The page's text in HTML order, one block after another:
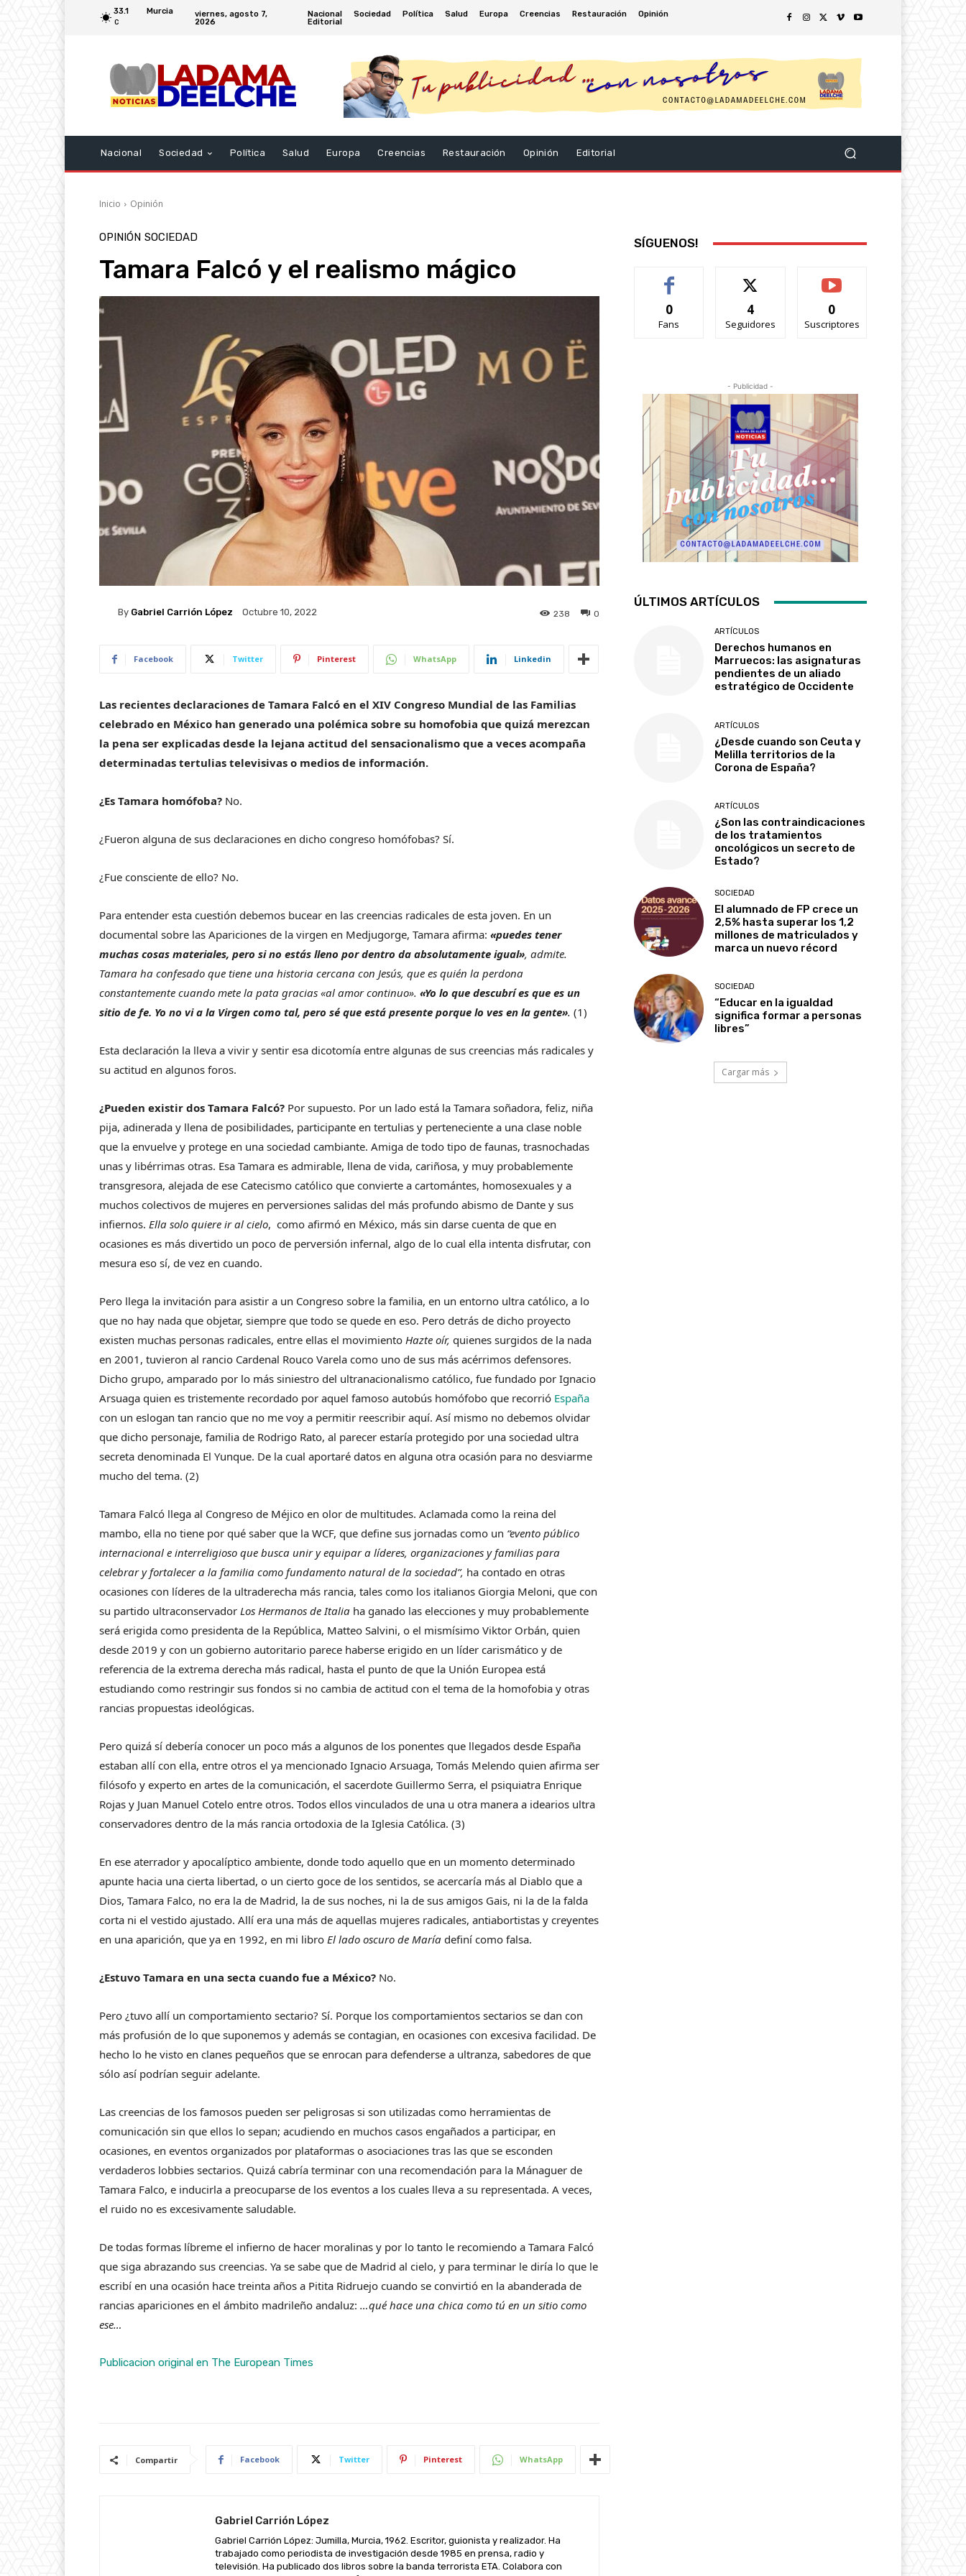
33.1
C
Murcia
viernes, agosto 7,
2026
Nacional Sociedad Política Salud Europa Creencias Restauración
Opinión
Editorial
Nacional Sociedad Política Salud Europa Creencias Restauración Opinión Editorial
Inicio Opinión
OPINIÓN SOCIEDAD
Tamara Falcó y el realismo mágico
By Gabriel Carrión López Octubre 10, 2022 0
238
Facebook Twitter Pinterest WhatsApp Linkedin
Las recientes declaraciones de Tamara Falcó en el XIV Congreso Mundial de las Familias
celebrado en México han generado una polémica sobre su homofobia que quizá merezcan
la pena ser explicadas desde la lejana actitud del sensacionalismo que a veces acompaña
determinadas tertulias televisivas o medios de información.
¿Es Tamara homófoba? No.
¿Fueron alguna de sus declaraciones en dicho congreso homófobas? Sí.
¿Fue consciente de ello? No.
Para entender esta cuestión debemos bucear en las creencias radicales de esta joven. En un
documental sobre las Apariciones de la virgen en Medjugorge, Tamara afirma: «puedes tener
muchas cosas materiales, pero si no estás lleno por dentro da absolutamente igual», admite.
Tamara ha confesado que tiene una historia cercana con Jesús, que es quién la perdona
constantemente cuando mete la pata gracias «al amor continuo». «Yo lo que descubrí es que es un
sitio de fe. Yo no vi a la Virgen como tal, pero sé que está presente porque lo ves en la gente». (1)
Esta declaración la lleva a vivir y sentir esa dicotomía entre algunas de sus creencias más radicales y
su actitud en algunos foros.
¿Pueden existir dos Tamara Falcó? Por supuesto. Por un lado está la Tamara soñadora, feliz, niña
pija, adinerada y llena de posibilidades, participante en tertulias y perteneciente a una clase noble
que la envuelve y protege en una sociedad cambiante. Amiga de todo tipo de faunas, trasnochadas
unas y libérrimas otras. Esa Tamara es admirable, llena de vida, cariñosa, y muy probablemente
transgresora, alejada de ese Catecismo católico que convierte a cartomántes, homosexuales y a
muchos colectivos de mujeres en perversiones salidas del más profundo abismo de Dante y sus
infiernos. Ella solo quiere ir al cielo, como afirmó en México, más sin darse cuenta de que en
ocasiones es más divertido un poco de perversión infernal, algo de lo cual ella intenta disfrutar, con
mesura eso sí, de vez en cuando.
Pero llega la invitación para asistir a un Congreso sobre la familia, en un entorno ultra católico, a lo
que no hay nada que objetar, siempre que todo se quede en eso. Pero detrás de dicho proyecto
existen muchas personas radicales, entre ellas el movimiento Hazte oír, quienes surgidos de la nada
en 2001, tuvieron al rancio Cardenal Rouco Varela como uno de sus más acérrimos defensores.
Dicho grupo, amparado por lo más siniestro del ultranacionalismo católico, fue fundado por Ignacio
Arsuaga quien es tristemente recordado por aquel famoso autobús homófobo que recorrió España
con un eslogan tan rancio que no me voy a permitir reescribir aquí. Así mismo no debemos olvidar
que dicho personaje, familia de Rodrigo Rato, al parecer estaría protegido por una sociedad ultra
secreta denominada El Yunque. De la cual aportaré datos en alguna otra ocasión para no desviarme
mucho del tema. (2)
Tamara Falcó llega al Congreso de Méjico en olor de multitudes. Aclamada como la reina del
mambo, ella no tiene por qué saber que la WCF, que define sus jornadas como un “evento público
internacional e interreligioso que busca unir y equipar a líderes, organizaciones y familias para
celebrar y fortalecer a la familia como fundamento natural de la sociedad”, ha contado en otras
ocasiones con líderes de la ultraderecha más rancia, tales como los italianos Giorgia Meloni, que con
su partido ultraconservador Los Hermanos de Italia ha ganado las elecciones y muy probablemente
será erigida como presidenta de la República, Matteo Salvini, o el mismísimo Viktor Orbán, quien
desde 2019 y con un gobierno autoritario parece haberse erigido en un líder carismático y de
referencia de la extrema derecha más radical, hasta el punto de que la Unión Europea está
estudiando como restringir sus fondos si no cambia de actitud con el tema de la homofobia y otras
rancias propuestas ideológicas.
Pero quizá sí debería conocer un poco más a algunos de los ponentes que llegados desde España
estaban allí con ella, entre otros el ya mencionado Ignacio Arsuaga, Tomás Melendo quien afirma ser
filósofo y experto en artes de la comunicación, el sacerdote Guillermo Serra, el psiquiatra Enrique
Rojas y Juan Manuel Cotelo entre otros. Todos ellos vinculados de una u otra manera a idearios ultra
conservadores dentro de la más rancia ortodoxia de la Iglesia Católica. (3)
En ese aterrador y apocalíptico ambiente, donde todo aquello que en un momento determinado
apunte hacia una cierta libertad, o un cierto goce de los sentidos, se acercaría más al Diablo que a
Dios, Tamara Falco, no era la de Madrid, la de sus noches, ni la de sus amigos Gais, ni la de la falda
corta ni el vestido ajustado. Allí era una más de aquellas mujeres radicales, antiabortistas y creyentes
en una aparición, que ya en 1992, en mi libro El lado oscuro de María definí como falsa.
¿Estuvo Tamara en una secta cuando fue a México? No.
Pero ¿tuvo allí un comportamiento sectario? Sí. Porque los comportamientos sectarios se dan con
más profusión de lo que suponemos y además se contagian, en ocasiones con excesiva facilidad. De
hecho lo he visto en clanes pequeños que se enrocan para defenderse a ultranza, sabedores de que
sólo así podrían seguir adelante.
Las creencias de los famosos pueden ser peligrosas si son utilizadas como herramientas de
comunicación sin que ellos lo sepan; acudiendo en muchos casos engañados a participar, en
ocasiones, en eventos organizados por plataformas o asociaciones tras las que se esconden
verdaderos lobbies sectarios. Quizá cabría terminar con una recomendación para la Mánaguer de
Tamara Falco, e inducirla a preocuparse de los eventos a los cuales lleva a su representada. A veces,
el ruido no es excesivamente saludable.
De todas formas líbreme el infierno de hacer moralinas y por lo tanto le recomiendo a Tamara Falcó
que siga abrazando sus creencias. Ya se sabe que de Madrid al cielo, y para terminar le diría lo que le
escribí en una ocasión hace treinta años a Pitita Ridruejo cuando se convirtió en la abanderada de
rancias apariciones en el ámbito madrileño andaluz: …qué hace una chica como tú en un sitio como
ese…
Publicacion original en The European Times
Compartir Facebook Twitter Pinterest WhatsApp
Gabriel Carrión López
Gabriel Carrión López: Jumilla, Murcia, 1962. Escritor, guionista y realizador. Ha
trabajado como periodista de investigación desde 1985 en prensa, radio y
televisión. Ha publicado dos libros sobre la banda terrorista ETA. Colabora con
SÍGUENOS!
0
Fans
4
Seguidores
0
Suscriptores
- Publicidad -
ÚLTIMOS ARTÍCULOS
ARTÍCULOS
Derechos humanos en
Marruecos: las asignaturas
pendientes de un aliado
estratégico de Occidente
ARTÍCULOS
¿Desde cuando son Ceuta y
Melilla territorios de la
Corona de España?
ARTÍCULOS
¿Son las contraindicaciones
de los tratamientos
oncológicos un secreto de
Estado?
SOCIEDAD
El alumnado de FP crece un
2,5% hasta superar los 1,2
millones de matriculados y
marca un nuevo récord
SOCIEDAD
“Educar en la igualdad
significa formar a personas
libres”
Cargar más